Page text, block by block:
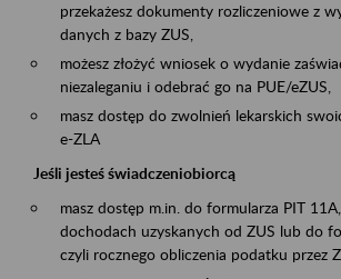
przekażesz dokumenty rozliczeniowe z
danych z bazy ZUS,
możesz złożyć wniosek o wydanie
niezaleganiu i odebrać go na PUE/eZUS,
masz dostęp do zwolnień lekarskich
e-ZLA
Jeśli jesteś świadczeniobiorcą
masz dostęp m.in. do formularza PIT
dochodach uzyskanych od ZUS lub do
czyli rocznego obliczenia podatku przez